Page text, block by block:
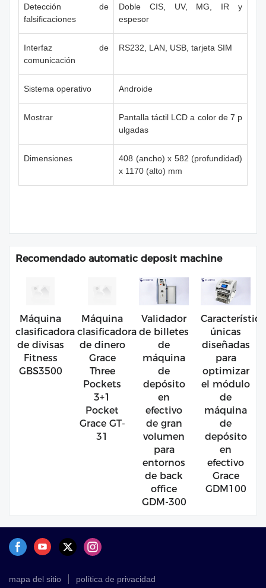
Detección de
falsificaciones
Doble CIS, UV, MG, IR y
espesor
Interfaz de
comunicación
RS232, LAN, USB, tarjeta SIM
Sistema operativo Androide
Mostrar
Pantalla táctil LCD a color de 7 p
ulgadas
Dimensiones
408 (ancho) x 582 (profundidad)
x 1170 (alto) mm
Recomendado automatic deposit machine
Máquina
clasificadora
de divisas
Fitness
GBS3500
Máquina
clasificadora
de dinero
Grace
Three
Pockets
3+1
Pocket
Grace GT-
31
Validador
de billetes
de
máquina
de
depósito
en
efectivo
de gran
volumen
para
entornos
de back
office
GDM-300
únicas
diseñadas
para
optimizar
el módulo
de
máquina
de
depósito
en
efectivo
Grace
GDM100
mapa del sitio política de privacidad